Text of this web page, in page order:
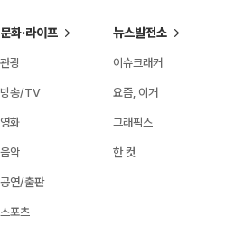
문화·라이프
관광
방송/TV
영화
음악
공연/출판
스포츠
뉴스발전소
이슈크래커
요즘, 이거
그래픽스
한 컷